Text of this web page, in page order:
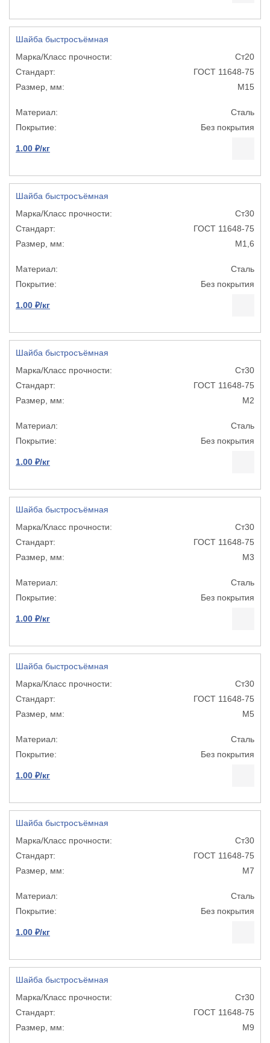
Шайба быстросъёмная
Ст20
ГОСТ 11648-75
М15
Сталь
Без покрытия
1.00 ₽/кг
Шайба быстросъёмная
Ст30
ГОСТ 11648-75
М1,6
Сталь
Без покрытия
1.00 ₽/кг
Шайба быстросъёмная
Ст30
ГОСТ 11648-75
М2
Сталь
Без покрытия
1.00 ₽/кг
Шайба быстросъёмная
Ст30
ГОСТ 11648-75
М3
Сталь
Без покрытия
1.00 ₽/кг
Шайба быстросъёмная
Ст30
ГОСТ 11648-75
М5
Сталь
Без покрытия
1.00 ₽/кг
Шайба быстросъёмная
Ст30
ГОСТ 11648-75
М7
Сталь
Без покрытия
1.00 ₽/кг
Шайба быстросъёмная
Ст30
ГОСТ 11648-75
М9